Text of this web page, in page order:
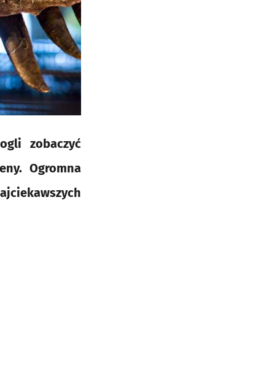
zobaczyć
Ogromna